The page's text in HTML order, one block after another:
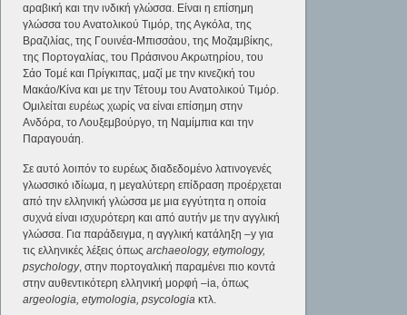
αραβική και την ινδική γλώσσα. Είναι η επίσημη
γλώσσα του Ανατολικού Τιμόρ, της Αγκόλα, της
Βραζιλίας, της Γουινέα-Μπισσάου, της Μοζαμβίκης,
της Πορτογαλίας, του Πράσινου Ακρωτηρίου, του
Σάο Τομέ και Πρίγκιπας, μαζί με την κινεζική του
Μακάο/Κίνα και με την Τέτουμ του Ανατολικού Τιμόρ.
Ομιλείται ευρέως χωρίς να είναι επίσημη στην
Ανδόρα, το Λουξεμβούργο, τη Ναμίμπια και την
Παραγουάη.
Σε αυτό λοιπόν το ευρέως διαδεδομένο λατινογενές
γλωσσικό ιδίωμα, η μεγαλύτερη επίδραση προέρχεται
από την ελληνική γλώσσα με μια εγγύτητα η οποία
συχνά είναι ισχυρότερη και από αυτήν με την αγγλική
γλώσσα. Για παράδειγμα, η αγγλική κατάληξη –y για
τις ελληνικές λέξεις όπωςarchaeology, etymology,
psychology, στην πορτογαλική παραμένει πιο κοντά
στην αυθεντικότερη ελληνική μορφή –ia, όπως
argeologia, etymologia, psycologia κτλ.